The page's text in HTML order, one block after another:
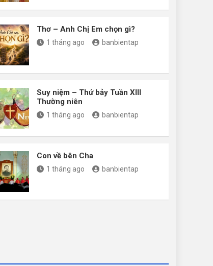
Thơ – Anh Chị Em chọn gì?
1 tháng ago banbientap
Suy niệm – Thứ bảy Tuần XIII
Thường niên
1 tháng ago banbientap
Con về bên Cha
1 tháng ago banbientap